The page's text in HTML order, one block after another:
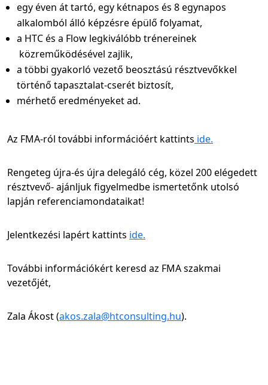
egy éven át tartó, egy kétnapos és 8 egynapos
alkalomból álló képzésre épülő folyamat,
a HTC és a Flow legkiválóbb trénereinek
közreműködésével zajlik,
a többi gyakorló vezető beosztású résztvevőkkel
történő tapasztalat-cserét biztosít,
mérhető eredményeket ad.
Az FMA-ról további információért kattints ide.
Rengeteg újra-és újra delegáló cég, közel 200 elégedett
résztvevő- ajánljuk figyelmedbe ismertetőnk utolsó
lapján referenciamondataikat!
Jelentkezési lapért kattints ide.
További információkért keresd az FMA szakmai
vezetőjét,
Zala Ákost (akos.zala@htconsulting.hu).